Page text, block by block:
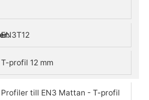
EN3T12
T-profil 12 mm
Profiler till EN3 Mattan - T-profil